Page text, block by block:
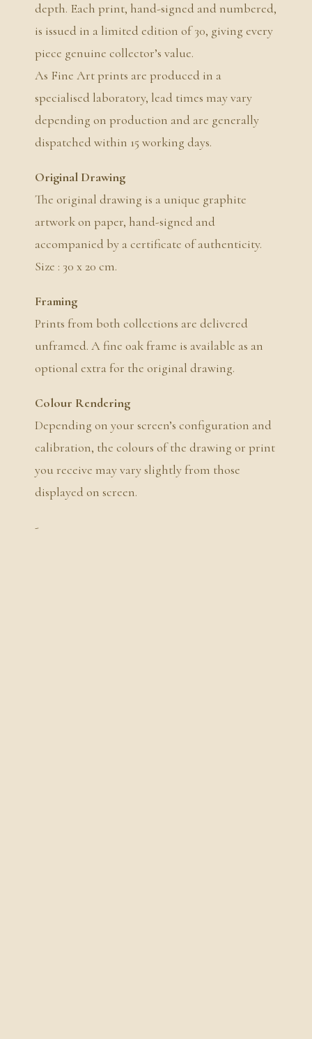
depth. Each print, hand-signed and numbered,
is issued in a limited edition of 30, giving every
piece genuine collector’s value.
As Fine Art prints are produced in a
specialised laboratory, lead times may vary
depending on production and are generally
dispatched within 15 working days.
Original Drawing
The original drawing is a unique graphite
artwork on paper, hand-signed and
accompanied by a certificate of authenticity.
Size : 30 x 20 cm.
Framing
Prints from both collections are delivered
unframed. A fine oak frame is available as an
optional extra for the original drawing.
Colour Rendering
Depending on your screen’s configuration and
calibration, the colours of the drawing or print
you receive may vary slightly from those
displayed on screen.
-